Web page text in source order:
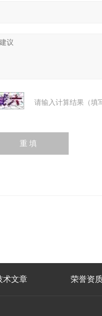
请输入计算结果（填
术文章 荣誉资